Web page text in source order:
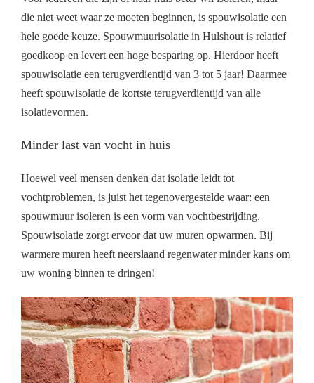
die niet weet waar ze moeten beginnen, is spouwisolatie een
hele goede keuze. Spouwmuurisolatie in Hulshout is relatief
goedkoop en levert een hoge besparing op. Hierdoor heeft
spouwisolatie een terugverdientijd van 3 tot 5 jaar! Daarmee
heeft spouwisolatie de kortste terugverdientijd van alle
isolatievormen.
Minder last van vocht in huis
Hoewel veel mensen denken dat isolatie leidt tot
vochtproblemen, is juist het tegenovergestelde waar: een
spouwmuur isoleren is een vorm van vochtbestrijding.
Spouwisolatie zorgt ervoor dat uw muren opwarmen. Bij
warmere muren heeft neerslaand regenwater minder kans om
uw woning binnen te dringen!